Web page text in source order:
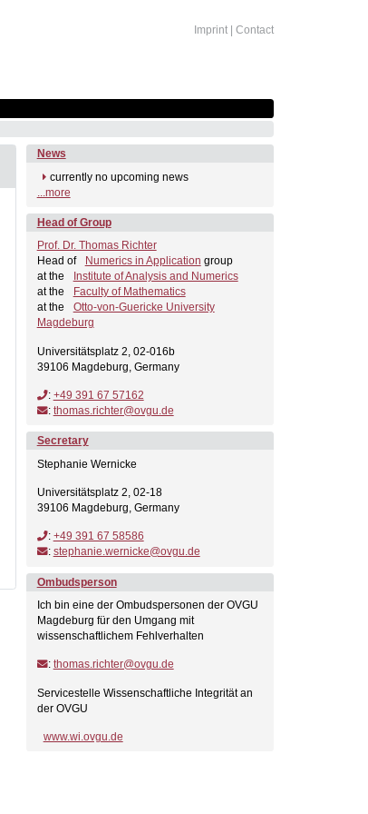
Imprint |Contact
News
currently no upcoming news
...more
Head of Group
Prof. Dr. Thomas Richter
Head of
Numerics in Application group
at the
Institute of Analysis and Numerics
at the
Faculty of Mathematics
at the
Otto-von-Guericke University
Magdeburg
Universitätsplatz 2, 02-016b
39106 Magdeburg, Germany
: +49 391 67 57162
: thomas.richter@ovgu.de
Secretary
Stephanie Wernicke
Universitätsplatz 2, 02-18
39106 Magdeburg, Germany
: +49 391 67 58586
: stephanie.wernicke@ovgu.de
Ombudsperson
Ich bin eine der Ombudspersonen der OVGU
Magdeburg für den Umgang mit
wissenschaftlichem Fehlverhalten
: thomas.richter@ovgu.de
Servicestelle Wissenschaftliche Integrität an
der OVGU
www.wi.ovgu.de